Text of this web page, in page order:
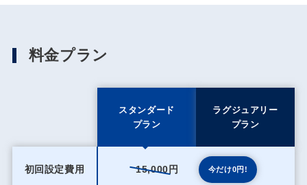
料金プラン
スタンダード
プラン
ラグジュアリー
プラン
初回設定費用 15,000円 今だけ0円!